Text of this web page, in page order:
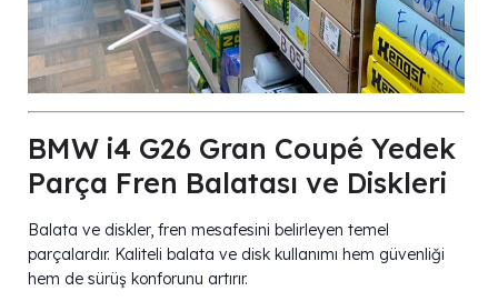
BMW i4 G26 Gran Coupé Yedek
Parça Fren Balatası ve Diskleri
Balata ve diskler, fren mesafesini belirleyen temel
parçalardır. Kaliteli balata ve disk kullanımı hem güvenliği
hem de sürüş konforunu artırır.